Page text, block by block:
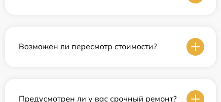
Возможен ли пересмотр стоимости?
Предусмотрен ли у вас срочный ремонт?